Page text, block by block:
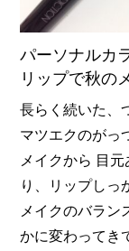
パーソナルカ
リップで秋の
長らく続いた、
マツエクのがっ
メイクから 目元
り、リップしっ
メイクのバラン
かに変わってき